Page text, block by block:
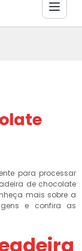
para processar
de chocolate
mais sobre a
e confira as